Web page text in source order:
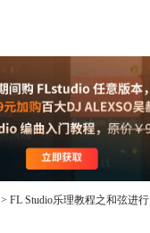
> FL Studio乐理教程之和弦进行